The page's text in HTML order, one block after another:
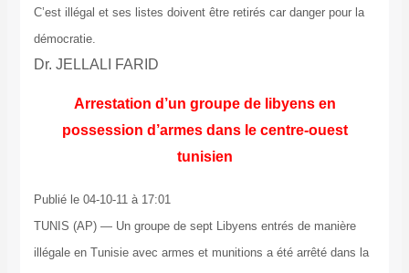
C’est illégal et ses listes doivent être retirés car danger pour la
démocratie.
Dr. JELLALI FARID
Arrestation d’un groupe de libyens en
possession d’armes dans le centre-ouest
tunisien
Publié le 04-10-11 à 17:01
TUNIS (AP) — Un groupe de sept Libyens entrés de manière
illégale en Tunisie avec armes et munitions a été arrêté dans la